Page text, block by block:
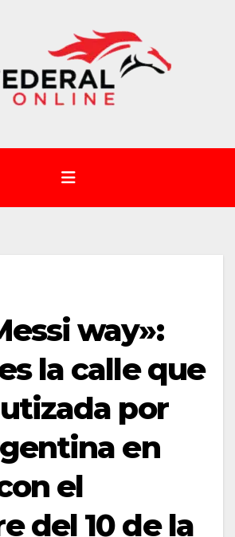
way»:
la calle que
por
en
el
del 10 de la